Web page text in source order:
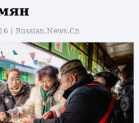
丨Russian.News.Cn